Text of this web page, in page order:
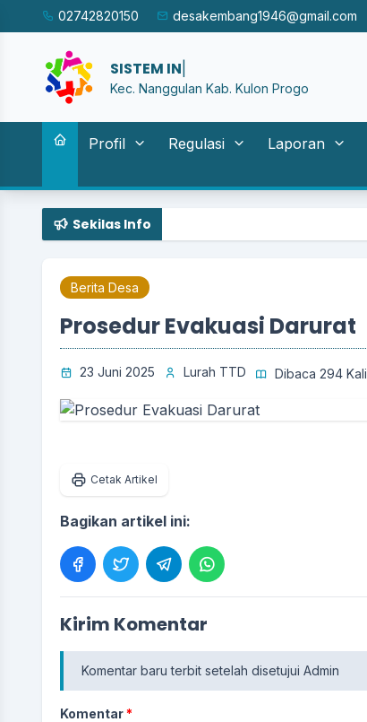
02742820150 desakembang1946@gmail.com
SIST|
Kec. Nanggulan Kab. Kulon Progo
Profil Regulasi Laporan
Sekilas Info
Berita Desa
Prosedur Evakuasi Darurat
23 Juni 2025 Lurah TTD Dibaca 294 Kali
Cetak Artikel
Bagikan artikel ini:
Kirim Komentar
Komentar baru terbit setelah disetujui Admin
Komentar*